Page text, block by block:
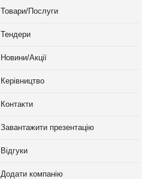
Товари/Послуги
Тендери
Новини/Акції
Керівництво
Контакти
Завантажити презентацію
Відгуки
Додати компанію